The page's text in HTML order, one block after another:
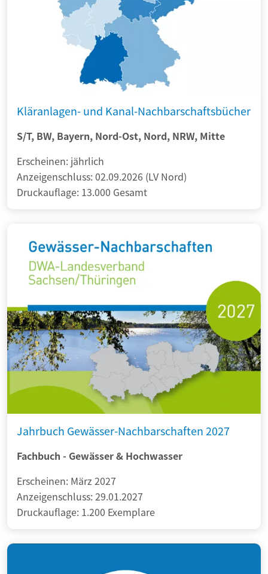
Kläranlagen- und Kanal-Nachbarschaftsbücher
S/T, BW, Bayern, Nord-Ost, Nord, NRW, Mitte
Erscheinen: jährlich
Anzeigenschluss: 02.09.2026 (LV Nord)
Druckauflage: 13.000 Gesamt
Jahrbuch Gewässer-Nachbarschaften 2027
Fachbuch - Gewässer & Hochwasser
Erscheinen: März 2027
Anzeigenschluss: 29.01.2027
Druckauflage: 1.200 Exemplare